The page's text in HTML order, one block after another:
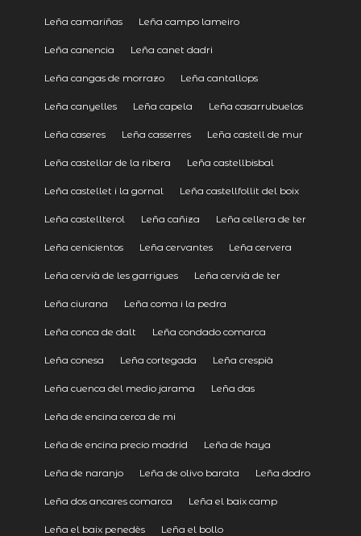
Leña camariñas Leña campo lameiro
Leña canencia Leña canet dadri
Leña cangas de morrazo Leña cantallops
Leña canyelles Leña capela Leña casarrubuelos
Leña caseres Leña casserres Leña castell de mur
Leña castellar de la ribera Leña castellbisbal
Leña castellet i la gornal Leña castellfollit del boix
Leña castellterol Leña cañiza Leña cellera de ter
Leña cenicientos Leña cervantes Leña cervera
Leña cervià de les garrigues Leña cervià de ter
Leña ciurana Leña coma i la pedra
Leña conca de dalt Leña condado comarca
Leña conesa Leña cortegada Leña crespià
Leña cuenca del medio jarama Leña das
Leña de encina cerca de mi
Leña de encina precio madrid Leña de haya
Leña de naranjo Leña de olivo barata Leña dodro
Leña dos ancares comarca Leña el baix camp
Leña el baix penedès Leña el bollo